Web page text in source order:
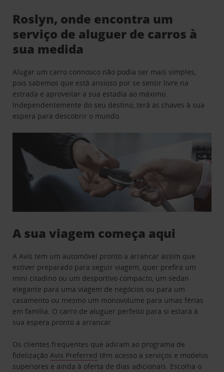
Roslyn, onde encontra um
serviço de aluguer de carros à
sua medida
Alugar um carro connosco não podia ser mais simples,
pois sabemos que está ansioso por se sentir livre na
estrada e aproveitar a sua estadia ao máximo.
Independentemente do seu destino, terá as chaves à sua
espera para descobrir o mundo.
A sua viagem começa aqui
A Avis tem um automóvel pronto a arrancar assim que
estiver preparado para seguir viagem, quer prefira um
mini citadino ou um desportivo compacto, um sedan
elegante para uma viagem de negócios ou para um
casamento ou mesmo um monovolume para umas férias
em família. O carro de aluguer perfeito para si estará à
sua espera pronto a arrancar.
Os clientes frequentes que adiram ao programa de
fidelizaçãoAvis Preferred têm acesso a serviços e modelos
superiores e ainda à oferta de dias adicionais. Escolha o